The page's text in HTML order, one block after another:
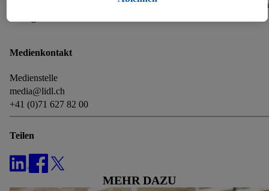
Kundinnen und Kunden sowie Mitarbeitenden als
Medienkontakt
Medienstelle
media@lidl.ch
+41 (0)71 627 82 00
Teilen
MEHR DAZU
notwendiger Techniken zulassen. Durch einen Klick auf
Speicherdauer der Daten und zu deinem Recht, deine
Einwilligung jederzeit mit Wirkung für die Zukunft zu